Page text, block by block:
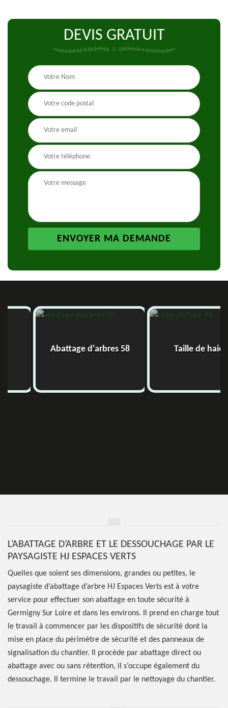
DEVIS GRATUIT
Abattage d'arbres 58 Taille de haie
L’ABATTAGE D’ARBRE ET LE DESSOUCHAGE PAR LE
PAYSAGISTE HJ ESPACES VERTS
Quelles que soient ses dimensions, grandes ou petites, le
paysagiste d’abattage d’arbre HJ Espaces Verts est à votre
service pour effectuer son abattage en toute sécurité à
Germigny Sur Loire et dans les environs. Il prend en charge tout
le travail à commencer par les dispositifs de sécurité dont la
mise en place du périmètre de sécurité et des panneaux de
signalisation du chantier. Il procède par abattage direct ou
abattage avec ou sans rétention, il s’occupe également du
dessouchage. Il termine le travail par le nettoyage du chantier.